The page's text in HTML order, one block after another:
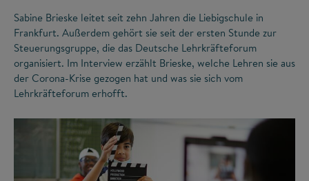
Sabine Brieske leitet seit zehn Jahren die Liebigschule in
Frankfurt. Außerdem gehört sie seit der ersten Stunde zur
Steuerungsgruppe, die das Deutsche Lehrkräfteforum
organisiert. Im Interview erzählt Brieske, welche Lehren sie aus
der Corona-Krise gezogen hat und was sie sich vom
Lehrkräfteforum erhofft.